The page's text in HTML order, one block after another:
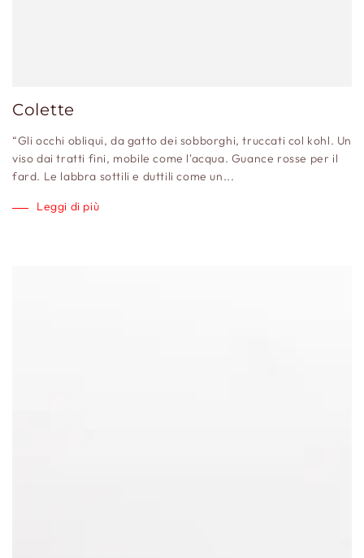
Colette
“Gli occhi obliqui, da gatto dei sobborghi, truccati col kohl. Un
viso dai tratti fini, mobile come l'acqua. Guance rosse per il
fard. Le labbra sottili e duttili come un...
Leggi di più